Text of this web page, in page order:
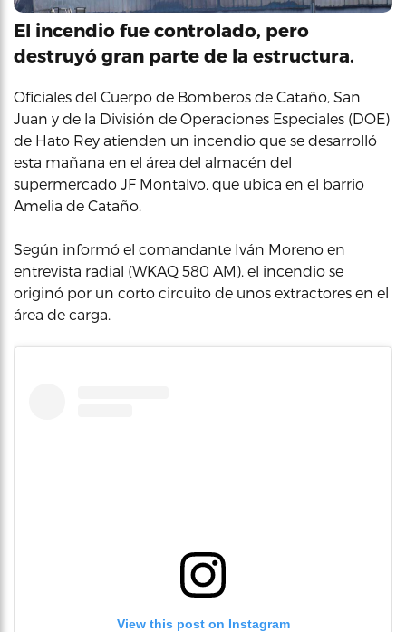
El incendio fue controlado, pero
destruyó gran parte de la estructura.
Oficiales del Cuerpo de Bomberos de Cataño, San
Juan y de la División de Operaciones Especiales (DOE)
de Hato Rey atienden un incendio que se desarrolló
esta mañana en el área del almacén del
supermercado JF Montalvo, que ubica en el barrio
Amelia de Cataño.
Según informó el comandante Iván Moreno en
entrevista radial (WKAQ 580 AM), el incendio se
originó por un corto circuito de unos extractores en el
área de carga.
View this post on Instagram